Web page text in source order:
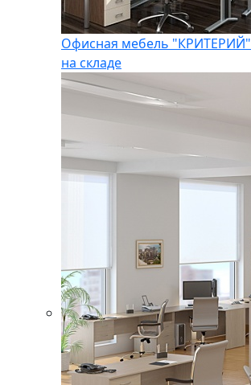
Офисная мебель "КРИТЕРИЙ"
на складе